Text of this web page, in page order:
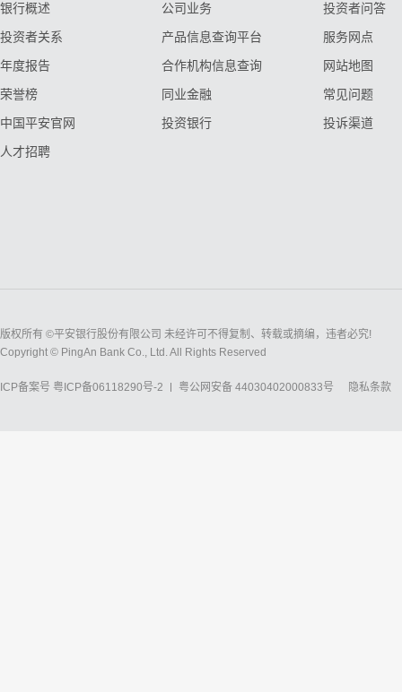
银行概述
投资者关系
年度报告
荣誉榜
中国平安官网
人才招聘
公司业务
产品信息查询平台
合作机构信息查询
同业金融
投资银行
投资者问答
服务网点
网站地图
常见问题
投诉渠道
版权所有 ©平安银行股份有限公司 未经许可不得复制、转载或摘编，违者必究!
Copyright © PingAn Bank Co., Ltd. All Rights Reserved
ICP备案号 粤ICP备06118290号-2 粤公网安备 44030402000833号 隐私条款